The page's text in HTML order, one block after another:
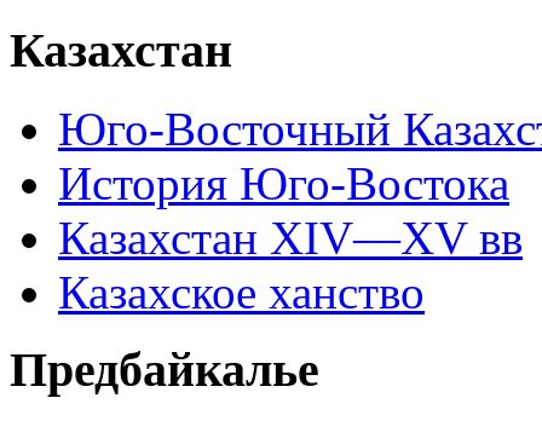
Казахстан
Юго-Восточный
История Юго-Востока
Казахстан XIV—XV вв
Казахское ханство
Предбайкалье